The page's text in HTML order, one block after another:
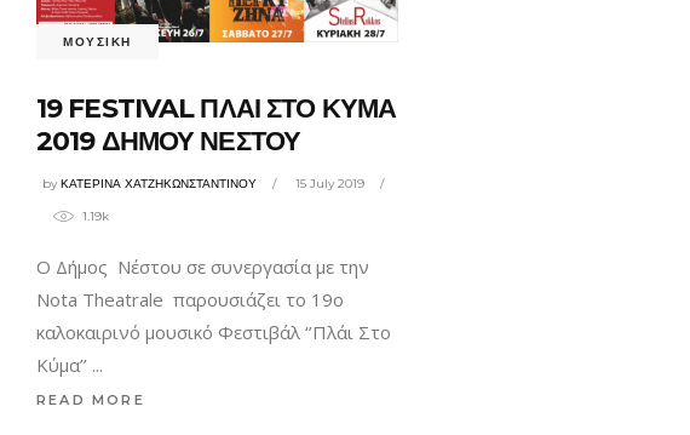
ΜΟΥΣΙΚΗ
19 FESTIVAL ΠΛΑΙ ΣΤΟ ΚΥΜΑ
2019 ΔΗΜΟΥ ΝΕΣΤΟΥ
byΚΑΤΕΡΙΝΑ ΧΑΤΖΗΚΩΝΣΤΑΝΤΙΝΟΥ 15 July 2019
1.19k
Ο Δήμος Νέστου σε συνεργασία με την
Nota Theatrale παρουσιάζει το 19ο
καλοκαιρινό μουσικό Φεστιβάλ ‘’Πλάι Στο
Κύμα’’
READ MORE